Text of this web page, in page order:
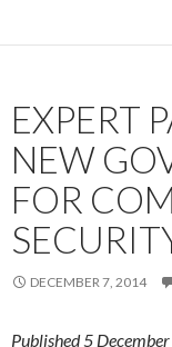
EXPERT
NEW
FOR
DECEMBER 7, 2014
Published 5